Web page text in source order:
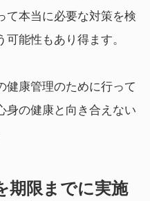
て本当に必要な対策を検
能性もあり得ます。
健康管理のために行って
身の健康と向き合えない
期限までに実施